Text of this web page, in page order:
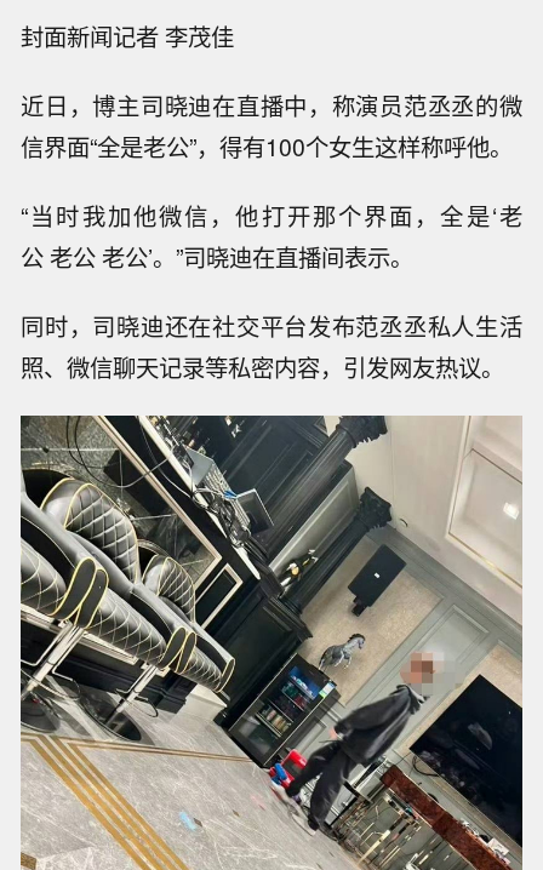
封面新闻记者 李茂佳
近日，博主司晓迪在直播中，称演员范丞丞的微
信界面“全是老公”，得有100个女生这样称呼他。
“当时我加他微信，他打开那个界面，全是‘老
公 老公 老公’。”司晓迪在直播间表示。
同时，司晓迪还在社交平台发布范丞丞私人生活
照、微信聊天记录等私密内容，引发网友热议。